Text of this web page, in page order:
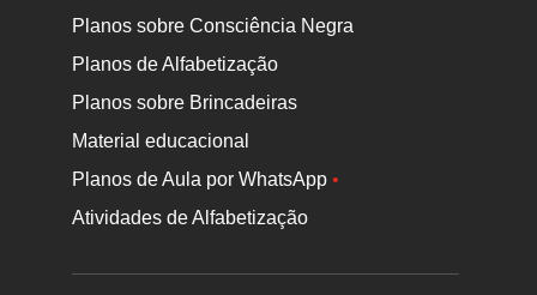
Planos sobre Consciência Negra
Planos de Alfabetização
Planos sobre Brincadeiras
Material educacional
Planos de Aula por WhatsApp•
Atividades de Alfabetização